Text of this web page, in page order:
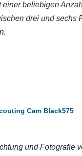
beliebigen
drei und sechs
Cam Black575
und Fotografie